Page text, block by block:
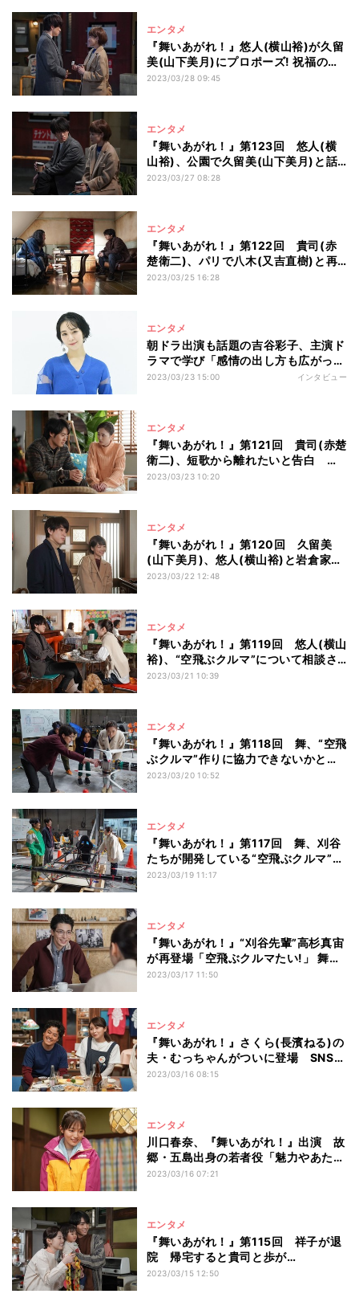
エンタメ
『舞いあがれ！』悠人(横山裕)が久留
美(山下美月)にプロポーズ! 祝福の声
続々
2023/03/28 09:45
エンタメ
『舞いあがれ！』第123回 悠人(横
山裕)、公園で久留美(山下美月)と話
を…
2023/03/27 08:28
エンタメ
『舞いあがれ！』第122回 貴司(赤
楚衛二)、パリで八木(又吉直樹)と再
会
2023/03/25 16:28
エンタメ
朝ドラ出演も話題の吉谷彩子、主演ド
ラマで学び「感情の出し方も広がっ
た」 子役からの転機も語る
2023/03/23 15:00 インタビュー
エンタメ
『舞いあがれ！』第121回 貴司(赤楚
衛二)、短歌から離れたいと告白 舞
は…
2023/03/23 10:20
エンタメ
『舞いあがれ！』第120回 久留美
(山下美月)、悠人(横山裕)と岩倉家を
訪れる
2023/03/22 12:48
エンタメ
『舞いあがれ！』第119回 悠人(横山
裕)、“空飛ぶクルマ”について相談さ
れ…
2023/03/21 10:39
エンタメ
『舞いあがれ！』第118回 舞、“空飛
ぶクルマ”作りに協力できないかと…
2023/03/20 10:52
エンタメ
『舞いあがれ！』第117回 舞、刈谷
たちが開発している“空飛ぶクルマ”と
対面
2023/03/19 11:17
エンタメ
『舞いあがれ！』“刈谷先輩”高杉真宙
が再登場「空飛ぶクルマたい!」 舞に
熱く語る
2023/03/17 11:50
エンタメ
『舞いあがれ！』さくら(長濱ねる)の
夫・むっちゃんがついに登場 SNS沸
く「実在した!」
2023/03/16 08:15
エンタメ
川口春奈、『舞いあがれ！』出演 故
郷・五島出身の若者役「魅力やあたた
かさが伝われば」
2023/03/16 07:21
エンタメ
『舞いあがれ！』第115回 祥子が退
院 帰宅すると貴司と歩が…
2023/03/15 12:50